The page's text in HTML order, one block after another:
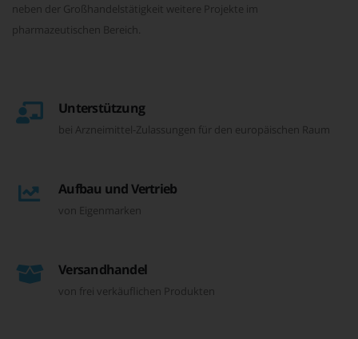
neben der Großhandelstätigkeit weitere Projekte im
pharmazeutischen Bereich.
Unterstützung
bei Arzneimittel-Zulassungen für den europäischen Raum
Aufbau und Vertrieb
von Eigenmarken
Versandhandel
von frei verkäuflichen Produkten